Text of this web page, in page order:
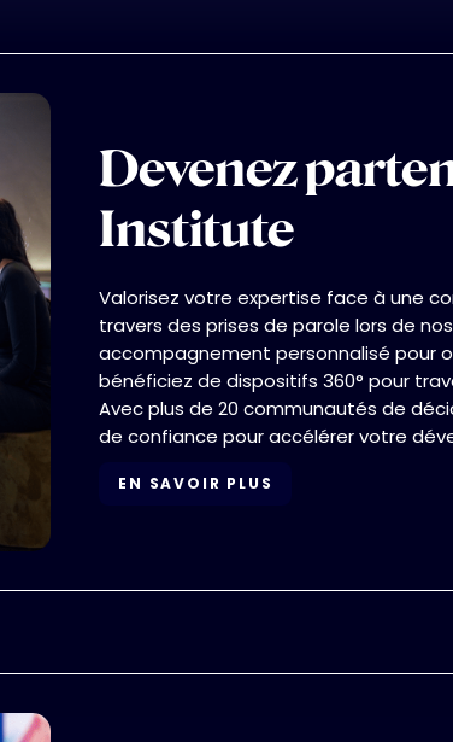
HEADING
Heading
This Is Some Text Inside Of A Div Block.
Devenez
Institute
Valorisez votre expertise face à une
travers des prises de parole lors de
accompagnement personnalisé pour
bénéficiez de dispositifs 360° pour
Avec plus de 20 communautés de
de confiance pour accélérer votre
EN SAVOIR PLUS